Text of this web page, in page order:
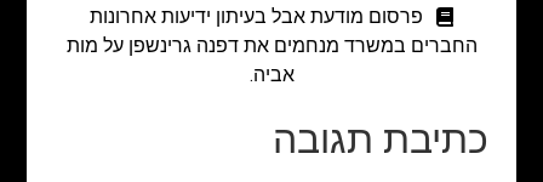
פרסום מודעת אבל בעיתון ידיעות אחרונות
החברים במשרד מנחמים את דפנה גרינשפן על מות
אביה.
כתיבת תגובה